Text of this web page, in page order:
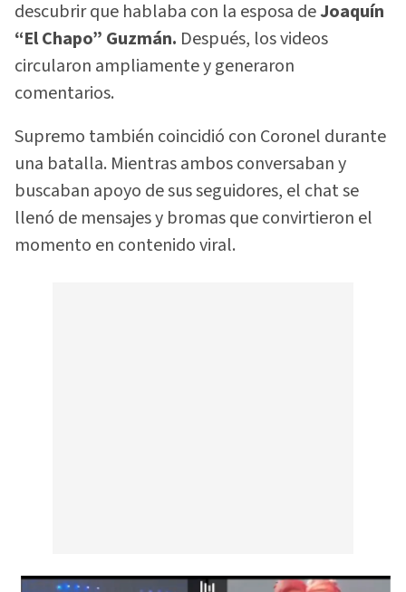
descubrir que hablaba con la esposa deJoaquín
“El Chapo” Guzmán. Después, los videos
circularon ampliamente y generaron
comentarios.
Supremo también coincidió con Coronel durante
una batalla. Mientras ambos conversaban y
buscaban apoyo de sus seguidores, el chat se
llenó de mensajes y bromas que convirtieron el
momento en contenido viral.